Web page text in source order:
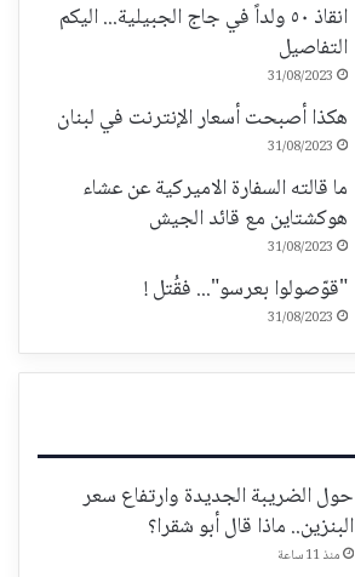
انقاذ ٥٠ ولداً في جاج الجبيلية... اليكم
التفاصيل
31/08/2023
هكذا أصبحت أسعار الإنترنت في لبنان
31/08/2023
ما قالته السفارة الاميركية عن عشاء
هوكشتاين مع قائد الجيش
31/08/2023
"قوّصولوا بعرسو"... فقُتل !
31/08/2023
حول الضريبة الجديدة وارتفاع سعر
البنزين.. ماذا قال أبو شقرا؟
منذ 11 ساعة